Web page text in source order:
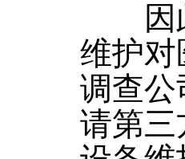
因此
维护
调查
请第